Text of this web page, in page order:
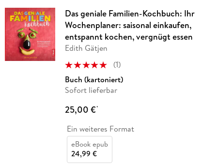
Das geniale Familien-Kochbuch: Ihr
Wochenplaner: saisonal einkaufen,
entspannt kochen, vergnügt essen
Edith Gätjen
(1)
Buch (kartoniert)
Sofort lieferbar
25,00 €*
Ein weiteres Format
eBook epub
24,99 €